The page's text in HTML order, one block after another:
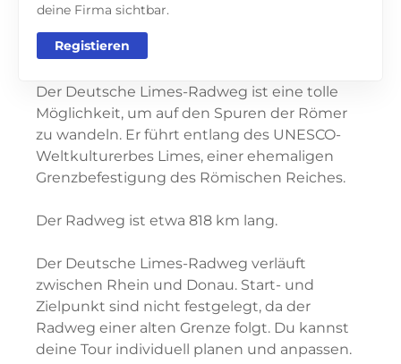
deine Firma sichtbar.
Registieren
Der Deutsche Limes-Radweg ist eine tolle
Möglichkeit, um auf den Spuren der Römer
zu wandeln. Er führt entlang des UNESCO-
Weltkulturerbes Limes, einer ehemaligen
Grenzbefestigung des Römischen Reiches.
Der Radweg ist etwa 818 km lang.
Der Deutsche Limes-Radweg verläuft
zwischen Rhein und Donau. Start- und
Zielpunkt sind nicht festgelegt, da der
Radweg einer alten Grenze folgt. Du kannst
deine Tour individuell planen und anpassen.